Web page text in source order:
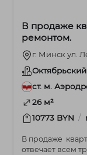
В продаже
ремонтом.
г. Минск ул.
ст. м.
26 м²
10773 BYN /
В продаже
отвечает всем